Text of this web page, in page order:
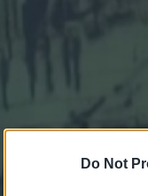
Do Not